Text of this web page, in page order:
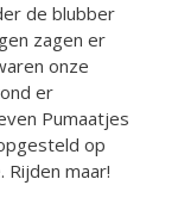
de blubber
zagen er
onze
er
Pumaatjes
op
Rijden maar!